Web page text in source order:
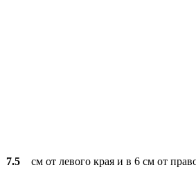
7.5см от левого края и в 6 см от